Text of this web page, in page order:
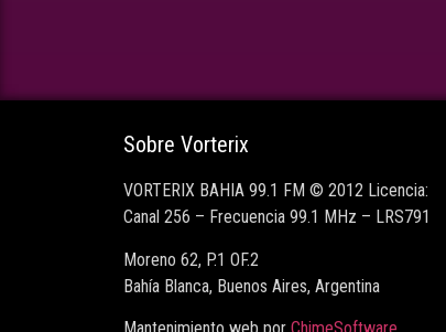
Sobre Vorterix
VORTERIX BAHIA 99.1 FM © 2012 Licencia:
Canal 256 – Frecuencia 99.1 MHz – LRS791
Moreno 62, P.1 OF.2
Bahía Blanca, Buenos Aires, Argentina